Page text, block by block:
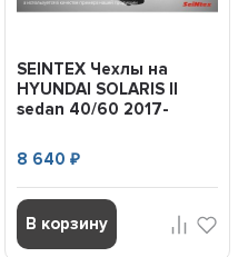
SEINTEX Чехлы на
HYUNDAI SOLARIS II
sedan 40/60 2017-
комплект...
8 640 ₽
В корзину